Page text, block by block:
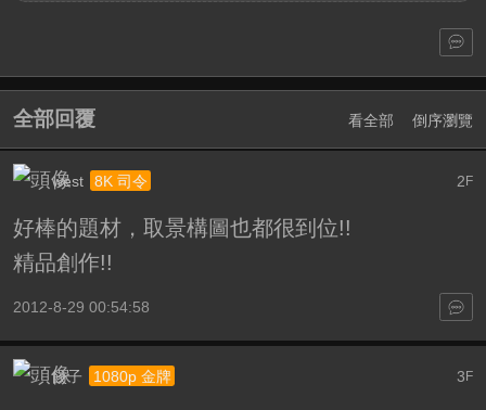
全部回覆 看全部 倒序瀏覽
2F
west 8K 司令
好棒的題材，取景構圖也都很到位!!
精品創作!!
2012-8-29 00:54:58
3F
餃子 1080p 金牌